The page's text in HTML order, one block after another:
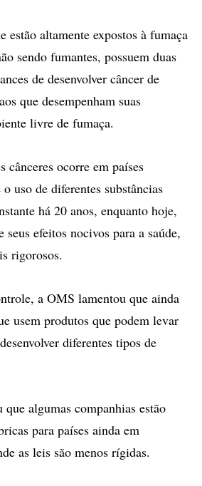
estão altamente expostos à fumaça
sendo fumantes, possuem duas
de desenvolver câncer de
que desempenham suas
livre de fumaça.
cânceres ocorre em países
uso de diferentes substâncias
há 20 anos, enquanto hoje,
seus efeitos nocivos para a saúde,
rigorosos.
a OMS lamentou que ainda
usem produtos que podem levar
diferentes tipos de
algumas companhias estão
para países ainda em
as leis são menos rígidas.